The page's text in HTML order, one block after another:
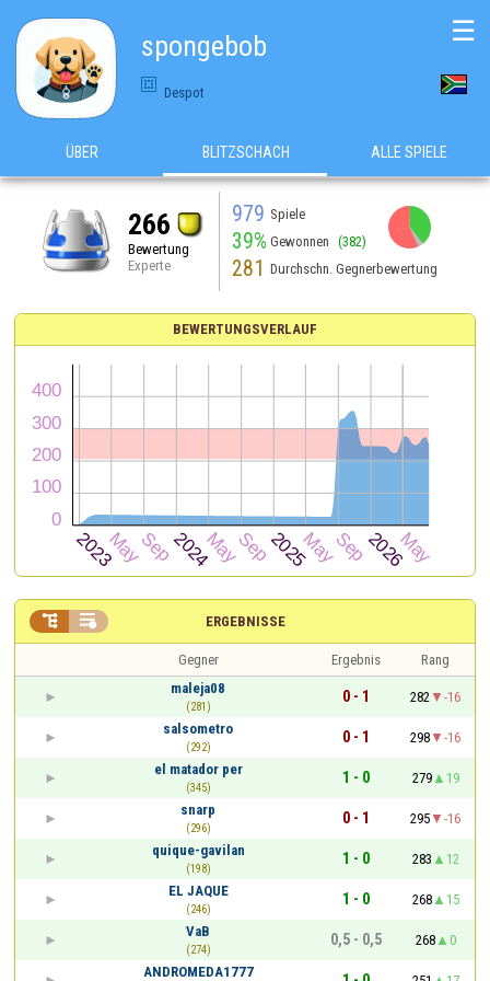
spongebob
Despot
☰
ÜBER BLITZSCHACH ALLE SPIELE
266
Bewertung
Experte
979 Spiele
39% Gewonnen (382)
281 Durchschn. Gegnerbewertung
BEWERTUNGSVERLAUF
ERGEBNISSE
 
Gegner Ergebnis
Rang
maleja08
(281)
0 - 1 282
-16
salsometro
(292)
0 - 1 298
-16
el matador per
(345)
1 - 0 279
19
snarp
(296)
0 - 1 295
-16
quique-gavilan
(198)
1 - 0 283
12
EL JAQUE
(246)
1 - 0 268
15
VaB
(274)
0,5 - 0,5 268
0
ANDROMEDA1777